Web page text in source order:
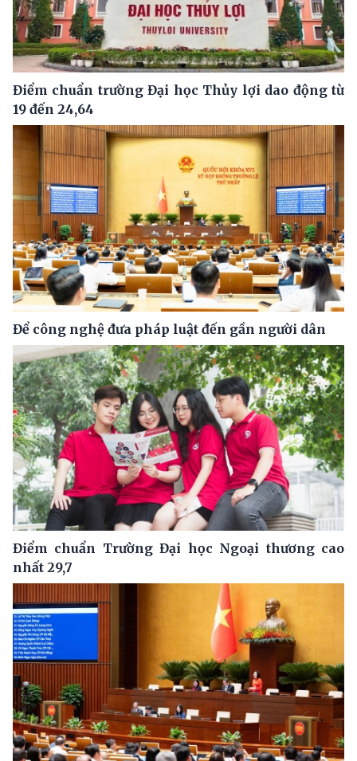
Điểm chuẩn trường Đại học Thủy lợi dao động từ
19 đến 24,64
Để công nghệ đưa pháp luật đến gần người dân
Điểm chuẩn Trường Đại học Ngoại thương cao
nhất 29,7